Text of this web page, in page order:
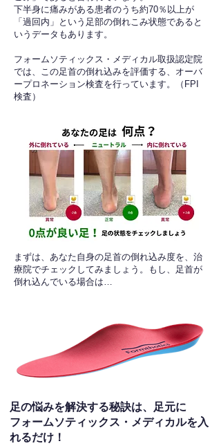
下半身に痛みがある患者のうち約70％以上が
「過回内」という足部の倒れこみ状態であると
いうデータもあります。
フォームソティックス・メディカル取扱認定院
では、この足首の倒れ込みを評価する、オーバ
ープロネーション検査を行っています。（FPI
検査）​
​まずは、あなた自身の足首の倒れ込み度を、治
療院でチェックしてみましょう。もし、足首が
倒れ込んでいる場合は…
足の悩みを解決する秘訣は、足元に
フォームソティックス・メディカルを入
れるだけ！